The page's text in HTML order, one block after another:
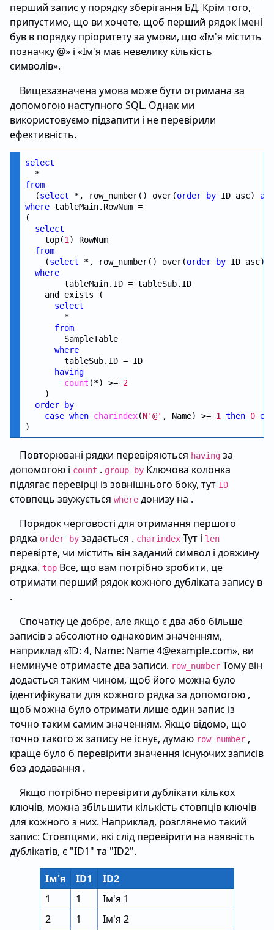
перший запис у порядку зберігання БД. Крім того,
припустимо, що ви хочете, щоб перший рядок імені
був в порядку пріоритету за умови, що «Ім'я містить
позначку @» і «Ім'я має невелику кількість
символів».
Вищезазначена умова може бути отримана за
допомогою наступного SQL. Однак ми
використовуємо підзапити і не перевірили
ефективність.
select
from
  (
select *, row_number() over(order by ID asc) as
where tableMain.RowNum =
(
select
    top(
1 ) RowNum
from
    (
select *, row_number() over(order by ID asc)
where
        tableMain.ID = tableSub.ID
    and exists (
select
        *
from
        SampleTable
where
        tableSub.ID = ID
having
count (*) >= 2
    )
order
by
case when charindex(N'@' , Name) >= 1 then 0
Повторювані рядки перевіряються having за
допомогою і count . group by Ключова колонка
підлягає перевірці із зовнішнього боку, тут ID
стовпець звужується where донизу на .
Порядок черговості для отримання першого
рядка order by задається . charindex Тут і len
перевірте, чи містить він заданий символ і довжину
рядка. top Все, що вам потрібно зробити, це
отримати перший рядок кожного дубліката запису в
.
Спочатку це добре, але якщо є два або більше
записів з абсолютно однаковим значенням,
наприклад «ID: 4, Name: Name 4@example.com», ви
неминуче отримаєте два записи. row_number Тому він
додається таким чином, щоб його можна було
ідентифікувати для кожного рядка за допомогою ,
щоб можна було отримати лише один запис із
точно таким самим значенням. Якщо відомо, що
точно такого ж запису не існує, думаю row_number ,
краще було б перевірити значення існуючих записів
без додавання .
Якщо потрібно перевірити дублікати кількох
ключів, можна збільшити кількість стовпців ключів
для кожного з них. Наприклад, розглянемо такий
запис: Стовпцями, які слід перевірити на наявність
дублікатів, є "ID1" та "ID2".
Ім'я ID1
ID2
1
1
Ім'я 1
2
1 Ім'я 2